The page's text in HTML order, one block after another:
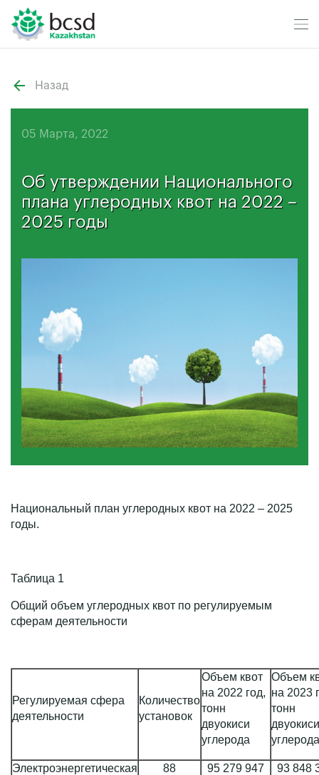
Назад
05 Марта, 2022
Об утверждении Национального
плана углеродных квот на 2022 –
2025 годы
Национальный план углеродных квот на 2022 – 2025
годы.
Таблица 1
Общий объем углеродных квот по регулируемым
сферам деятельности
Регулируемая сфера
деятельности
Количество
установок
Объем квот
на 2022 год,
тонн
двуокиси
углерода
Объем
на 2023
тонн
двуокиси
углерода
Электроэнергетическая 88 95 279 947 93 848